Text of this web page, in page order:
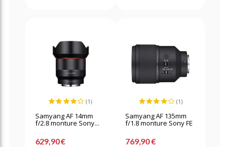
(1)
Samyang AF 14mm
f/2.8 monture Sony...
629,90 €
(1)
Samyang AF 135mm
f/1.8 monture Sony FE
769,90 €